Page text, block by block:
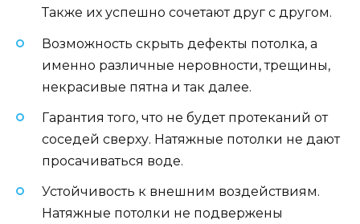
Также их успешно сочетают друг с другом.
Возможность скрыть дефекты потолка, а
именно различные неровности, трещины,
некрасивые пятна и так далее.
Гарантия того, что не будет протеканий от
соседей сверху. Натяжные потолки не дают
просачиваться воде.
Устойчивость к внешним воздействиям.
Натяжные потолки не подвержены